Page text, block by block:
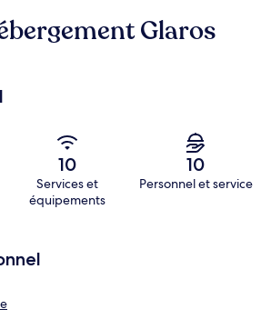
Glaros
10
Services et
équipements
10
Personnel et service